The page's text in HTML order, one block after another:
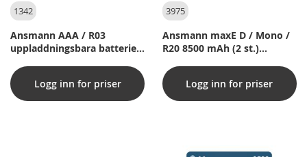
1342
Ansmann AAA / R03
uppladdningsbara batterier
Logg inn for priser
3975
Ansmann maxE D / Mono /
R20 8500 mAh (2 st.)
Logg inn for priser